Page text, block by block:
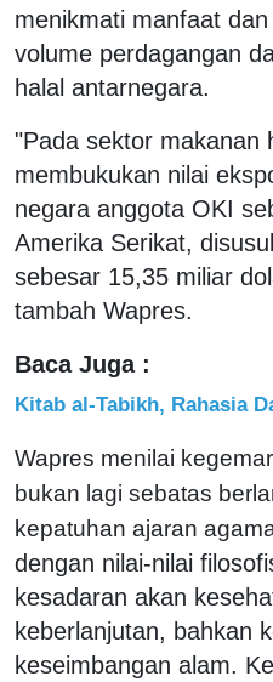
menikmati manfaat
volume perdagangan
halal antarnegara.
"Pada sektor makanan
membukukan nilai
negara anggota OKI
Amerika Serikat,
sebesar 15,35 miliar
tambah Wapres.
Baca Juga :
Kitab al-Tabikh, Rahasia
Wapres menilai
bukan lagi sebatas
kepatuhan ajaran
dengan nilai-nilai
kesadaran akan
keberlanjutan, bahkan
keseimbangan alam.